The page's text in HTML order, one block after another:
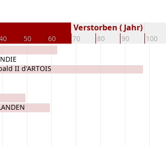
50 60 70 80 90 100
Verstorben ( Jahr)
II d'ARTOIS